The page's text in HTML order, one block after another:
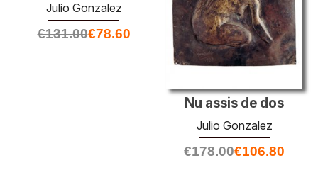
Julio Gonzalez
€131.00€78.60
Nu assis de dos
Julio Gonzalez
€178.00€106.80